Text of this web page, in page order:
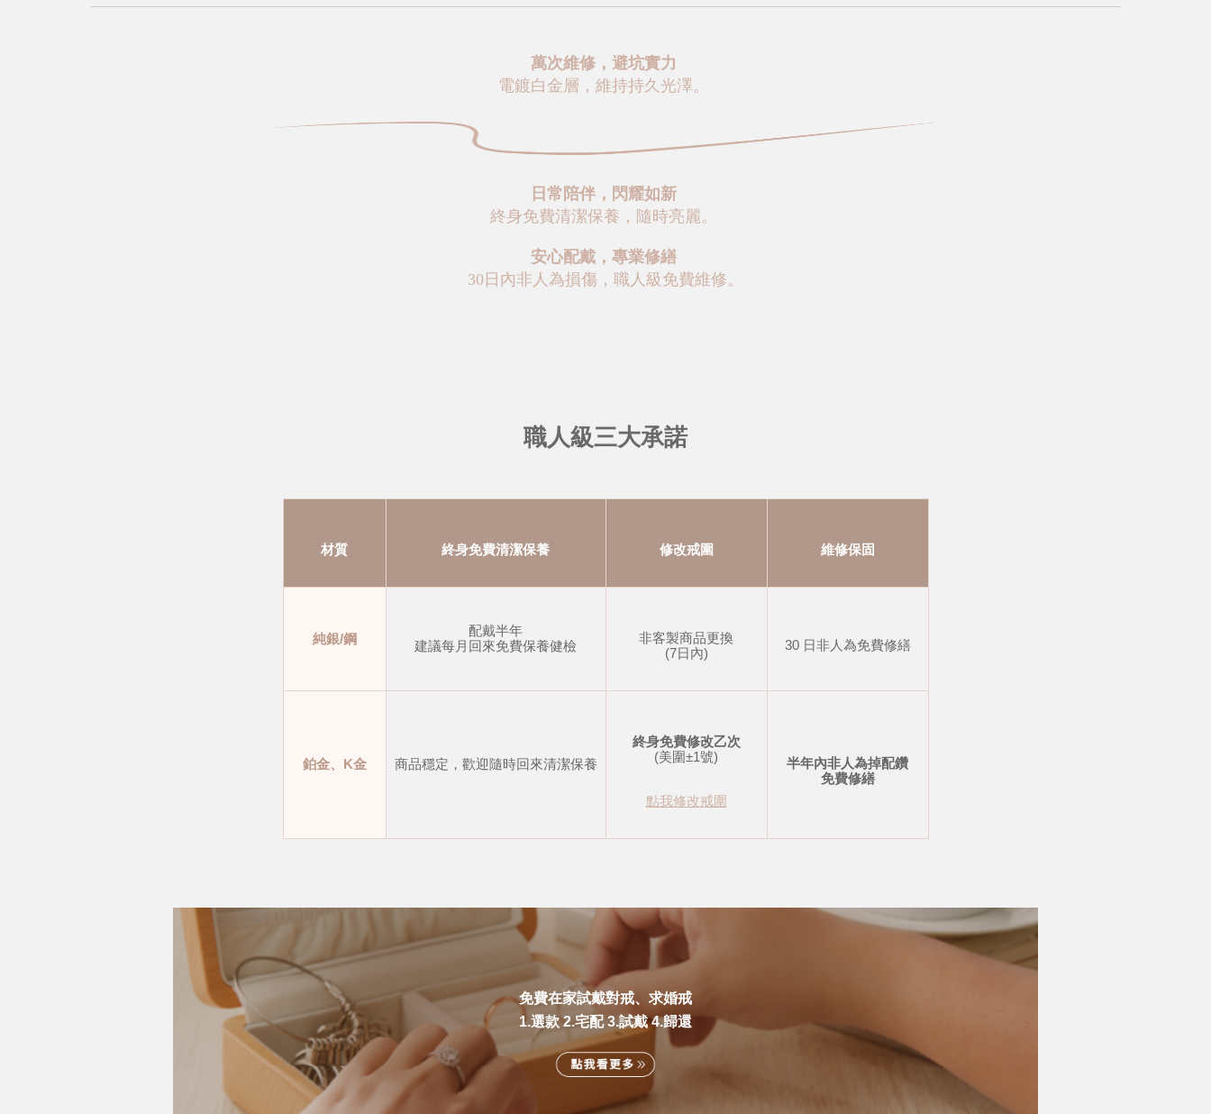
萬次維修，避坑實力
電鍍白金層，維持持久光澤。
日常陪伴，閃耀如新
終身免費清潔保養，隨時亮麗。
安心配戴，專業修繕
30日內非人為損傷，職人級免費維修。
職人級三大承諾
材質 終身免費清潔保養 修改戒圍 維修保固
純銀/鋼
配戴半年
建議每月回來免費保養健檢
非客製商品更換
(7日內)
30 日非人為免費修繕
鉑金、K金 商品穩定，歡迎隨時回來清潔保養
終身免費修改乙次
(美圍±1號)
點我修改戒圍
半年內非人為掉配鑽
免費修繕
免費在家試戴對戒、求婚戒
1.選款 2.宅配 3.試戴 4.歸還